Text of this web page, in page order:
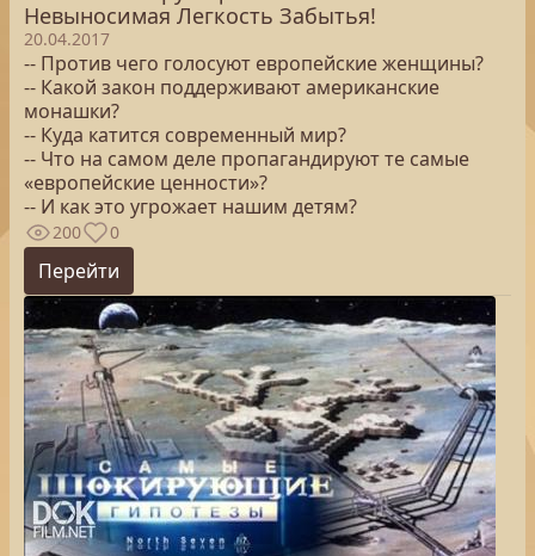
Невыносимая Легкость Забытья!
20.04.2017
-- Против чего голосуют европейские женщины?
-- Какой закон поддерживают американские
монашки?
-- Куда катится современный мир?
-- Что на самом деле пропагандируют те самые
«европейские ценности»?
-- И как это угрожает нашим детям?
200 0
Перейти